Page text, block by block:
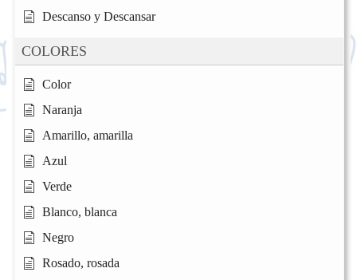
Descanso y Descansar
COLORES
Color
Naranja
Amarillo, amarilla
Azul
Verde
Blanco, blanca
Negro
Rosado, rosada